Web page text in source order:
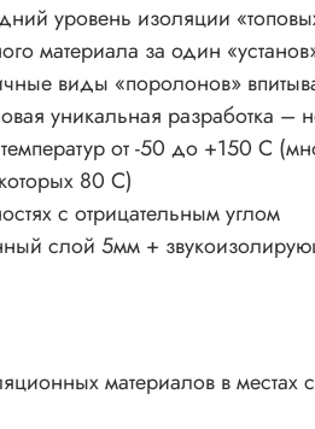
уровень изоляции
материала за один
виды «поролонов»
уникальная разработка
от -50 до +150 С
80 С)
с отрицательным углом
слой 5мм +
материалов в